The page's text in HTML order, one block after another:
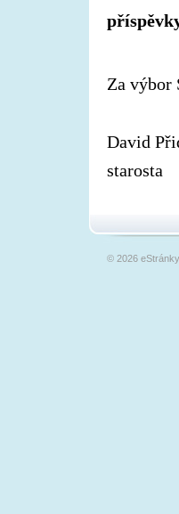
Za výbor
David
starosta
© 2026